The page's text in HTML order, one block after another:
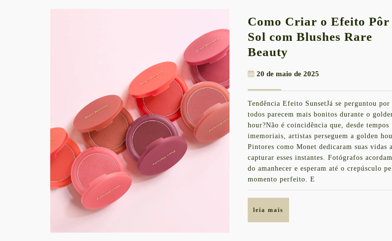
Como Criar o Efeito Pôr
Sol com Blushes Rare
Beauty
o
Efeito
Pôr
do
Sol
com
Blushes
Rare
Beauty
20 de maio de 2025
de
2025
Tendência Efeito SunsetJá se perguntou por
todos parecem mais bonitos durante o
hour?Não é coincidência que, desde tempos
imemoriais, artistas perseguem a golden
Pintores como Monet dedicaram suas vidas a
capturar esses instantes. Fotógrafos
do amanhecer e esperam até o crepúsculo
momento perfeito. E
leia mais